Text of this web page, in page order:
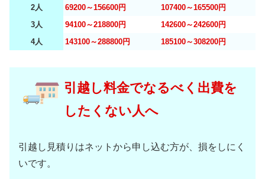
2人
69200～156600円
107400～165500円
3人
94100～218800円
142600～242600円
4人
143100～288800円 185100～308200円
引越し料金でなるべく出費を
したくない人へ
引越し見積りはネットから申し込む方が、損をしにく
いです。